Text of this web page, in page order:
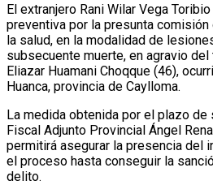
El extranjero Rani Wilar Vega
preventiva por la presunta comisión
la salud, en la modalidad de
subsecuente muerte, en agravio del
Eliazar Huamani Choqque (46),
Huanca, provincia de Caylloma.
La medida obtenida por el plazo
Fiscal Adjunto Provincial Ángel
permitirá asegurar la presencia del
el proceso hasta conseguir la
delito.